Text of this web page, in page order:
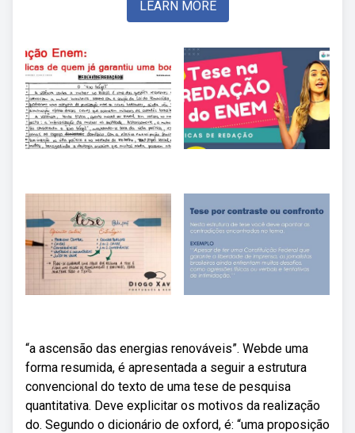
LEARN MORE
“a ascensão das energias renováveis”. Webde uma
forma resumida, é apresentada a seguir a estrutura
convencional do texto de uma tese de pesquisa
quantitativa. Deve explicitar os motivos da realização
do. Segundo o dicionário de oxford, é: “uma proposição